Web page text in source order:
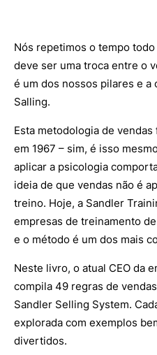
Nós repetimos o tempo
deve ser uma troca entre o
é um dos nossos pilares e a
Salling.
Esta metodologia de
em 1967 – sim, é isso
aplicar a psicologia
ideia de que vendas não é
treino. Hoje, a Sandler
empresas de treinamento
e o método é um dos mais
Neste livro, o atual CEO da
compila 49 regras de
Sandler Selling System.
explorada com exemplos
divertidos.